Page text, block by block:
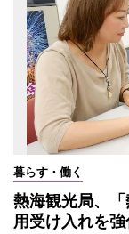
暮らす・働く
熱海観光局、
用受け入れを強